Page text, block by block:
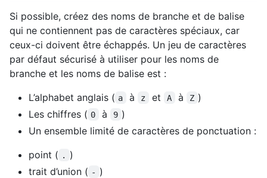
Si possible, créez des noms de branche et de balise
qui ne contiennent pas de caractères spéciaux, car
ceux-ci doivent être échappés. Un jeu de caractères
par défaut sécurisé à utiliser pour les noms de
branche et les noms de balise est :
L’alphabet anglais ( a à z et A à Z )
Les chiffres ( 0 à 9 )
Un ensemble limité de caractères de ponctuation :
point ( .
)
trait d’union ( - )